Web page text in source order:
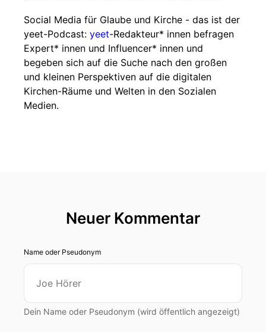
Social Media für Glaube und Kirche - das ist der
yeet-Podcast: yeet-Redakteur* innen befragen
Expert* innen und Influencer* innen und
begeben sich auf die Suche nach den großen
und kleinen Perspektiven auf die digitalen
Kirchen-Räume und Welten in den Sozialen
Medien.
Neuer Kommentar
Name oder Pseudonym
Dein Name oder Pseudonym (wird öffentlich angezeigt)